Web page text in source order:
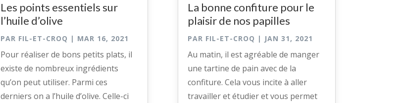
Les points essentiels sur
l’huile d’olive
PAR FIL-ET-CROQ | MAR 16, 2021
Pour réaliser de bons petits plats, il
existe de nombreux ingrédients
qu’on peut utiliser. Parmi ces
derniers on a l’huile d’olive. Celle-ci
La bonne confiture pour le
plaisir de nos papilles
PAR FIL-ET-CROQ | JAN 31, 2021
Au matin, il est agréable de manger
une tartine de pain avec de la
confiture. Cela vous incite à aller
travailler et étudier et vous permet